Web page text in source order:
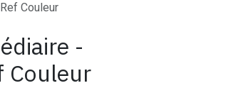
Couleur
-
Couleur